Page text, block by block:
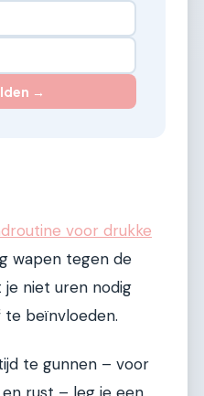
→
voor drukke
wapen tegen de
je niet uren nodig
beïnvloeden.
te gunnen – voor